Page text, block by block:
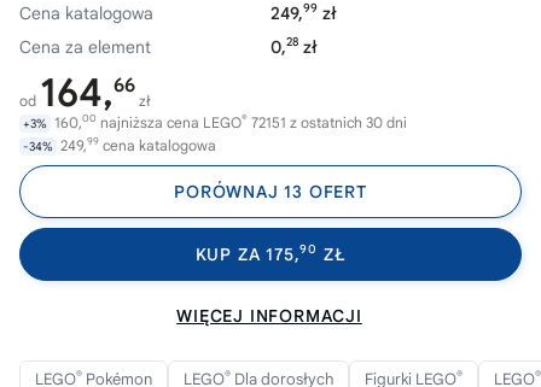
Cena katalogowa
249,99 zł
Cena za element
0,28 zł
od 164,66
zł
+3% 160,00 najniższa cena LEGO® 72151 z ostatnich 30 dni
-34% 249,99 cena katalogowa
PORÓWNAJ 13 OFERT
KUP ZA 175,90 ZŁ
WIĘCEJ INFORMACJI
LEGO® Pokémon LEGO® Dla dorosłych Figurki LEGO® LEGO®